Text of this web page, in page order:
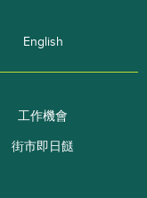
English
工作機會
街市即日餸